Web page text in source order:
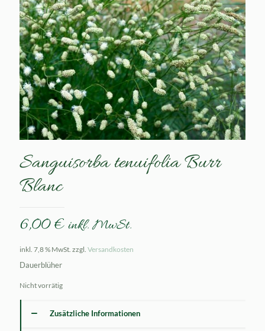
Sanguisorba tenuifolia Burr
Blanc
6,00€ inkl. MwSt.
inkl. 7,8 % MwSt. zzgl. Versandkosten
Dauerblüher
Nicht vorrätig
Zusätzliche Informationen